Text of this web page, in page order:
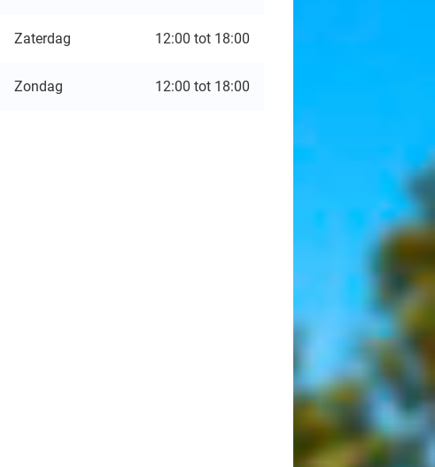
Zaterdag 12:00 tot 18:00
Zondag 12:00 tot 18:00